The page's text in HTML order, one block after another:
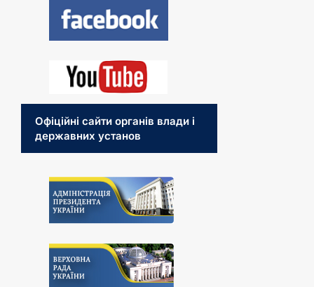
Офіційні сайти органів влади і
державних установ